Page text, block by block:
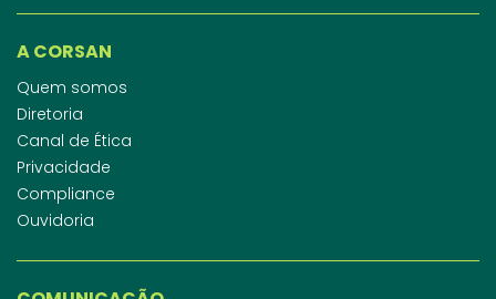
A CORSAN
Quem somos
Diretoria
Canal de Ética
Privacidade
Compliance
Ouvidoria